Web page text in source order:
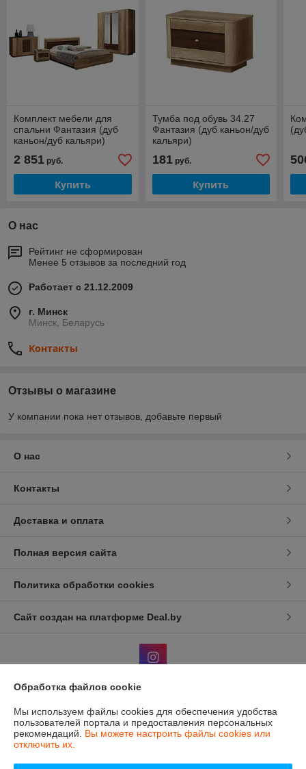
Комплект мебели для
спальни Фантазия (дуб
каньон/дуб кальяри)
2 851 руб.
Купить
Тумба под обувь 34.27
Фантазия (дуб каньон/дуб
кальяри)
181руб.
Купить
О нас
Рейтинг не сформирован
Менее 5 отзывов за последний год
Работает с 21.12.2009
г. Минск
Минск, Беларусь
Контакты
Отзывы о магазине
У компании пока нет отзывов, добавьте первый
О нас
Контакты
Доставка и оплата
Полная версия сайта
Политика обработки cookies
Сайт создан на платформе Deal.by
Информация для покупателя
Индивидуальный предприниматель:ИП Жуковский В.Д.
г. Минск, Пр-т Партизанский 13, кв 78.
Регистрационный номер ЕГР: 193796385
Обработка файлов cookie
Мы используем файлы cookies для обеспечения удобства
пользователей портала и предоставления персональных
рекомендаций. Вы можете настроить файлы cookies или
отключить их.